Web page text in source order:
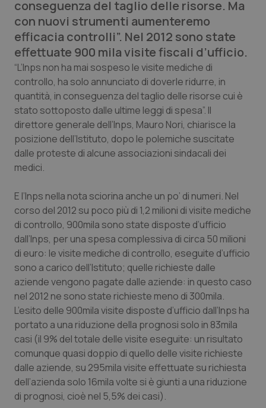
Professionisti Sanitari.AI
Abruzzo
Basilicata
Calabria
Campania
Emilia-Romagna
Friuli Venezia Giulia
Lazio
Liguria
Lombardia
Marche
Molise
Piemonte
QS Pro Gold
Artrite & artrosi
Asma & BPCO
Car-T
Colesterolo & coronaropatie
Dermatite Atopica
Diabete & glucometri
Disturbi dell’umore
Dolore
Donna & Salute
Epatiti
HIV
QS Club Newsletter
conseguenza del taglio delle risorse. Ma
con nuovi strumenti aumenteremo
efficacia controlli”. Nel 2012 sono state
effettuate 900 mila visite fiscali d’ufficio.
“L’Inps non ha mai sospeso le visite mediche di
controllo, ha solo annunciato di doverle ridurre, in
quantità, in conseguenza del taglio delle risorse cui è
stato sottoposto dalle ultime leggi di spesa”. Il
direttore generale dell’Inps, Mauro Nori, chiarisce la
posizione dell’Istituto, dopo le polemiche suscitate
dalle proteste di alcune associazioni sindacali dei
medici.
E l’Inps nella nota sciorina anche un po’ di numeri. Nel
corso del 2012 su poco più di 1,2 milioni di visite mediche
di controllo, 900mila sono state disposte d’ufficio
dall’Inps, per una spesa complessiva di circa 50 milioni
di euro: le visite mediche di controllo, eseguite d’ufficio
sono a carico dell’Istituto; quelle richieste dalle
aziende vengono pagate dalle aziende: in questo caso
nel 2012 ne sono state richieste meno di 300mila.
L’esito delle 900mila visite disposte d’ufficio dall’Inps ha
portato a una riduzione della prognosi solo in 83mila
casi (il 9% del totale delle visite eseguite: un risultato
comunque quasi doppio di quello delle visite richieste
dalle aziende, su 295mila visite effettuate su richiesta
dell’azienda solo 16mila volte si è giunti a una riduzione
di prognosi, cioè nel 5,5% dei casi).